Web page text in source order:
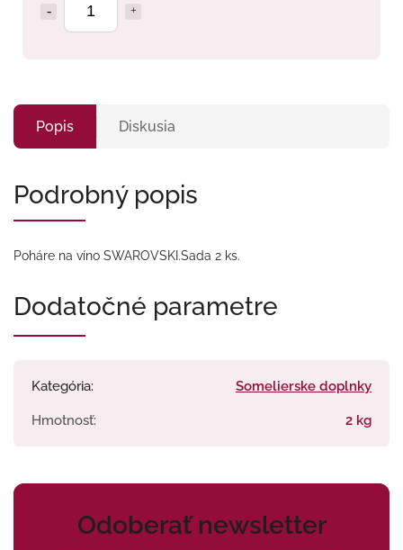
Popis Diskusia
Podrobný popis
Poháre na víno SWAROVSKI.Sada 2 ks.
Dodatočné parametre
Kategória: Somelierske doplnky
Hmotnosť: 2 kg
Odoberať newsletter